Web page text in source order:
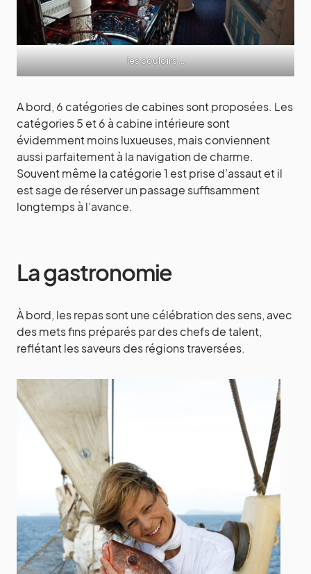
les couloirs …
A bord, 6 catégories de cabines sont proposées. Les
catégories 5 et 6 à cabine intérieure sont
évidemment moins luxueuses, mais conviennent
aussi parfaitement à la navigation de charme.
Souvent même la catégorie 1 est prise d’assaut et il
est sage de réserver un passage suffisamment
longtemps à l’avance.
La gastronomie
À bord, les repas sont une célébration des sens, avec
des mets fins préparés par des chefs de talent,
reflétant les saveurs des régions traversées.